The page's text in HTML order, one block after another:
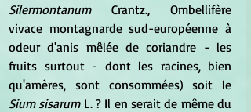
Silermontanum Crantz., Ombellifère
vivace montagnarde sud-européenne à
odeur d'anis mêlée de coriandre - les
fruits surtout - dont les racines, bien
Sium sisarum L. ? Il en serait de même du